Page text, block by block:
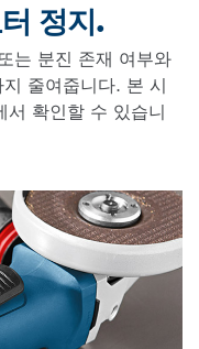
정지.
는 분진 존재 여부와
줄여줍니다. 본 시
서 확인할 수 있습니